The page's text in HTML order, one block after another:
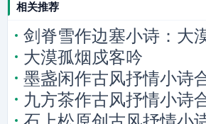
相关推荐
剑脊雪作边塞小诗：大
大漠孤烟戍客吟
墨盏闲作古风抒情小诗
九方茶作古风抒情小诗